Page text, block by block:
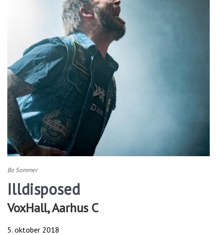
Bo Sommer
Illdisposed
VoxHall, Aarhus C
5. oktober 2018